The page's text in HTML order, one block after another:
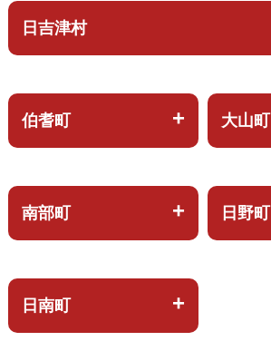
日吉津村
伯耆町 大山町
南部町 日野町
日南町